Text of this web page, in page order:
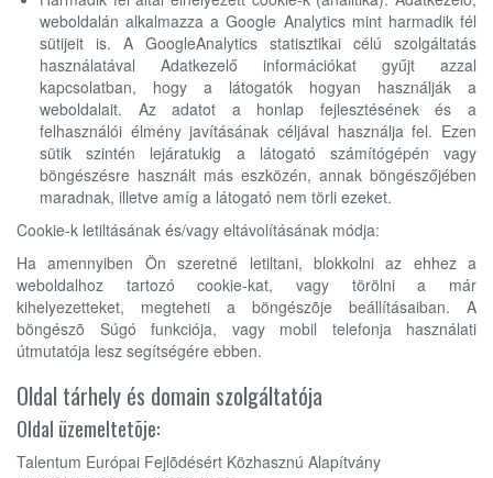
weboldalán alkalmazza a Google Analytics mint harmadik fél
sütijeit is. A GoogleAnalytics statisztikai célú szolgáltatás
használatával Adatkezelő információkat gyűjt azzal
kapcsolatban, hogy a látogatók hogyan használják a
weboldalait. Az adatot a honlap fejlesztésének és a
felhasználói élmény javításának céljával használja fel. Ezen
sütik szintén lejáratukig a látogató számítógépén vagy
böngészésre használt más eszközén, annak böngészőjében
maradnak, illetve amíg a látogató nem törli ezeket.
Cookie-k letiltásának és/vagy eltávolításának módja:
Ha amennyiben Ön szeretné letiltani, blokkolni az ehhez a
weboldalhoz tartozó cookie-kat, vagy törölni a már
kihelyezetteket, megteheti a böngészõje beállításaiban. A
böngészõ Súgó funkciója, vagy mobil telefonja használati
útmutatója lesz segítségére ebben.
Oldal tárhely és domain szolgáltatója
Oldal üzemeltetõje:
Talentum Európai Fejlõdésért Közhasznú Alapítvány